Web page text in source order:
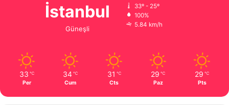
İstanbul
Güneşli
33º - 25º
100%
5.84 km/h
33 ℃
Per
34 ℃
Cum
31 ℃
Cts
29 ℃
Paz
29 ℃
Pts